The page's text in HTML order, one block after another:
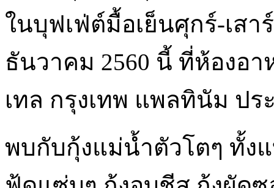
ในบุฟเฟ่ต์มื้อเย็นศุกร์-เสา
ธันวาคม 2560 นี้ ที่ห้องอา
เทล กรุงเทพ แพลทินัม ปร
พบกับกุ้งแม่น้ำตัวโตๆ ทั้ง